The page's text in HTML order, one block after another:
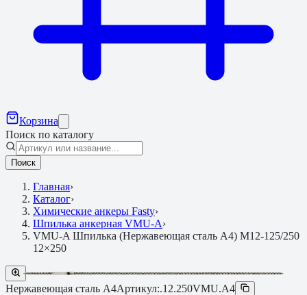
Корзина
Поиск по каталогу
Поиск
Главная›
Каталог›
Химические анкеры Fasty›
Шпилька анкерная VMU-A›
VMU-A Шпилька (Нержавеющая сталь A4) M12-125/250
12×250
Нержавеющая сталь A4Артикул:.12.250VMU.A4